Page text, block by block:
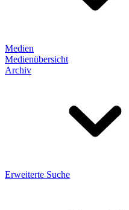
Medien
Medienübersicht
Archiv
Erweiterte Suche